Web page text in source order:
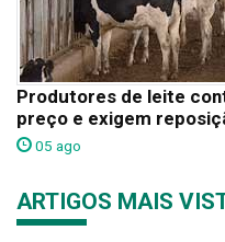
Produtores de leite
preço e exigem
05 ago
ARTIGOS MAIS